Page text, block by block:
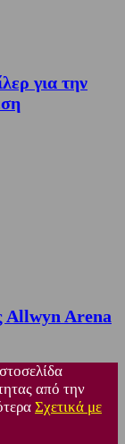
για την
Allwyn Arena
από την
Σχετικά με